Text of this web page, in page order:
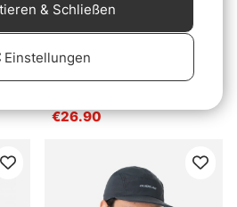
Lemmel Scarf/Bandana
€26.90
Einstellungen
& Schließen